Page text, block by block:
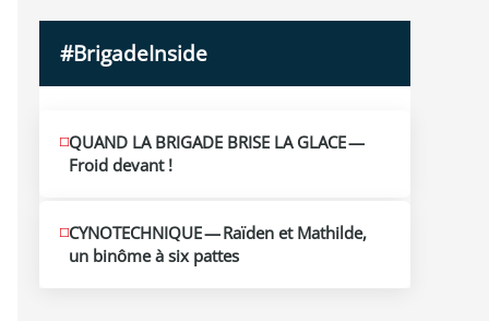
#BrigadeInside
QUAND LA BRIGADE BRISE LA GLACE —
Froid devant !
CYNOTECHNIQUE — Raïden et Mathilde,
un binôme à six pattes